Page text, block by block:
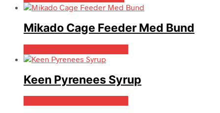
Mikado Cage Feeder Med Bund
Keen Pyrenees Syrup